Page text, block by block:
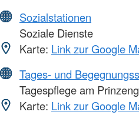
Sozialstationen
Soziale Dienste
Karte: Link zur Google
Tages- und
Tagespflege am
Karte: Link zur Google